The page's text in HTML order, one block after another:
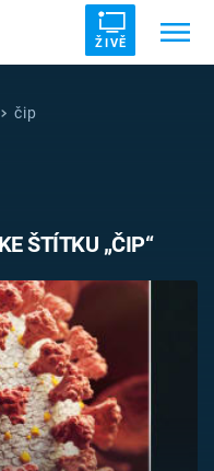
ŽIVĚ
VÁLKA
čip
ŠTÍTKU „ČIP“